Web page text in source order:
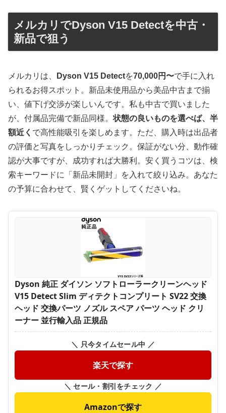
メルカリでDyson V15 Detectを中古・
新品で狙う
メルカリは、 Dyson V15 Detectを70,000円〜で手に入れ
られるお得スポット。新品未使用品から美品中古まで揃
い、値下げ交渉が楽しいんです。私も中古で買いました
が、付属品完備で新品同様。状態の良いものを選べば、半
額近く で高性能吸引を楽しめます。ただ、購入時は出品者
の評価と写真をしっかりチェック。保証がない分、動作確
認が大事ですが、成功すれば大勝利。安く買うコツは、検
索キーワードに「新品未開封」を入れて絞り込み。あなた
の予算に合わせて、賢くゲットしてくださいね。
Dyson 純正 ダイソン ソフトローラークリーンヘッド
V15 Detect Slim ディテクトコンプリート SV22 交換
ヘッド 交換パーツ ノズル スペア パーツ ヘッド クリ
ーナー 並行輸入品 正規品
＼ 只今タイムセール中 ／
楽天で探す
＼ セール・割引をチェック ／
Amazonで探す